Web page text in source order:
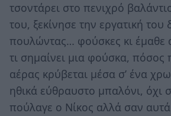
τσοντάρει στο πενιχρό
του, ξεκίνησε την εργατική του
πουλώντας… φούσκες κι έμαθε
τι σημαίνει μια φούσκα, πόσος
αέρας κρύβεται μέσα σ’ ένα
ηθικά εύθραυστο μπαλόνι, όχι
πούλαγε ο Νίκος αλλά σαν